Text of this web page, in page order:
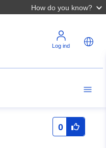
How do you know?
Log ind
0